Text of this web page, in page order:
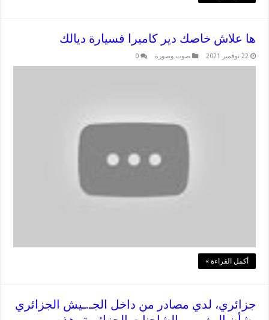
ها علاش خاصك دير كاميرا فسيارة ديالك
22 نوفمبر 2021 صوت وصورة 0
أكمل القراءة »
جزائري، لدي مصادر من داخل الجـ.ـيش الجزائري